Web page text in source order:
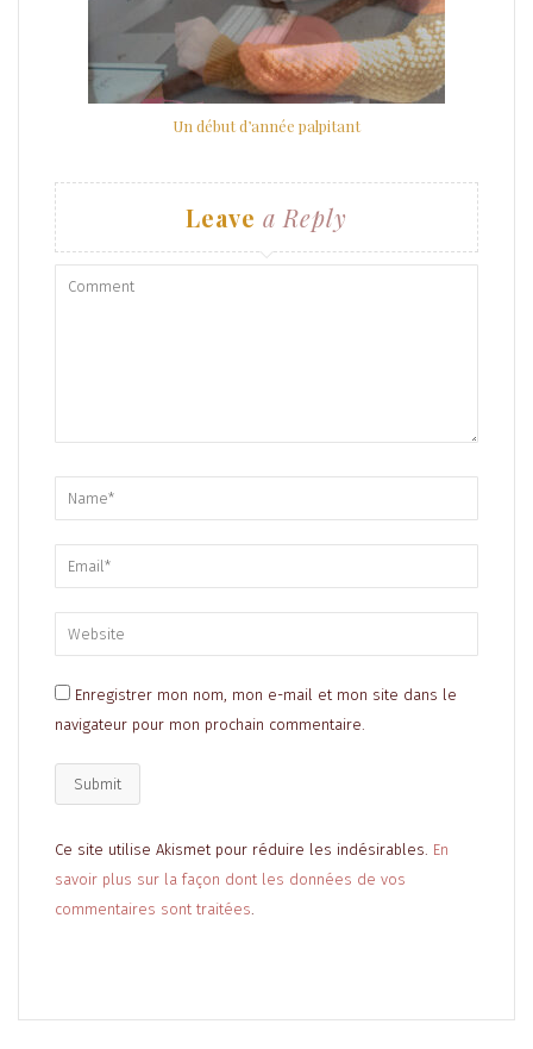
Un début d’année palpitant
Leave a Reply
Enregistrer mon nom, mon e-mail et mon site dans le
navigateur pour mon prochain commentaire.
Ce site utilise Akismet pour réduire les indésirables. En
savoir plus sur la façon dont les données de vos
commentaires sont traitées.